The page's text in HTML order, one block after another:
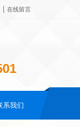
在线留言
系我们